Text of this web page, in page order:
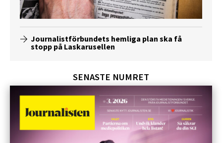
Journalistförbundets hemliga plan ska få
stopp på Laskarusellen
SENASTE NUMRET